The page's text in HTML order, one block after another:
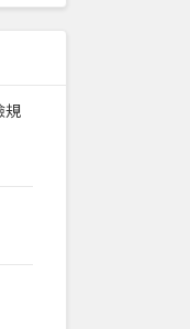
規